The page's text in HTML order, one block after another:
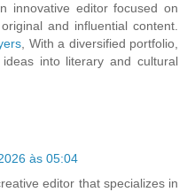
innovative editor focused on
and influential content.
, With a diversified portfolio,
into literary and cultural
às 05:04
editor that specializes in